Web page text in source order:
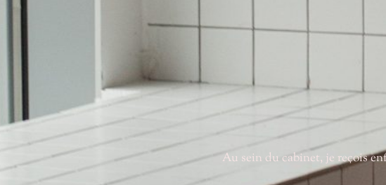
Au sein du cabinet, je reçois